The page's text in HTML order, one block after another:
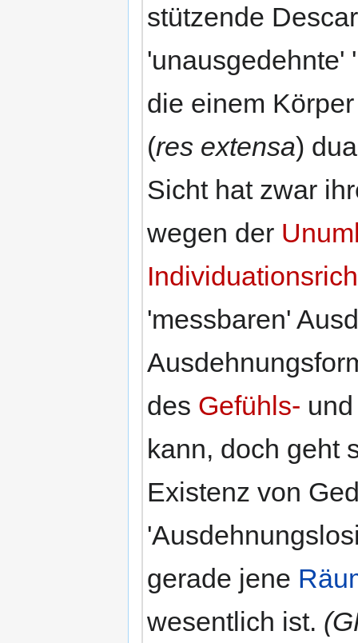
stützende
'unausgedehnte'
die einem
(res extensa)
Sicht hat zwar
wegen der
'messbaren'
des Gefühls-
kann, doch geht
Existenz von
gerade jene
wesentlich ist.